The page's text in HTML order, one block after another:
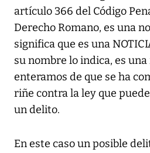
artículo 366 del Código
Derecho Romano, es una
significa que es una
su nombre lo indica, es
enteramos de que se ha
riñe contra la ley que
un delito.
En este caso un posible